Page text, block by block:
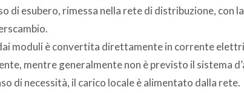
di esubero, rimessa nella rete di distribuzione, con
moduli è convertita direttamente in corrente
mentre generalmente non è previsto il sistema
di necessità, il carico locale è alimentato dalla rete.